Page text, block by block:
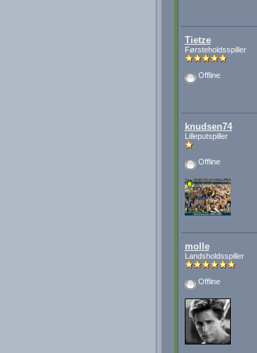
Tietze
Førsteholdsspiller
Offline
knudsen74
Lilleputspiller
Offline
molle
Landsholdsspiller
Offline